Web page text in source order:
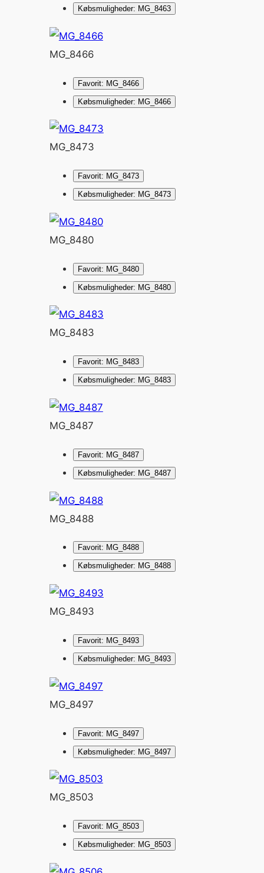
Købsmuligheder: MG_8463
MG_8466
Favorit: MG_8466
Købsmuligheder: MG_8466
MG_8473
Favorit: MG_8473
Købsmuligheder: MG_8473
MG_8480
Favorit: MG_8480
Købsmuligheder: MG_8480
MG_8483
Favorit: MG_8483
Købsmuligheder: MG_8483
MG_8487
Favorit: MG_8487
Købsmuligheder: MG_8487
MG_8488
Favorit: MG_8488
Købsmuligheder: MG_8488
MG_8493
Favorit: MG_8493
Købsmuligheder: MG_8493
MG_8497
Favorit: MG_8497
Købsmuligheder: MG_8497
MG_8503
Favorit: MG_8503
Købsmuligheder: MG_8503